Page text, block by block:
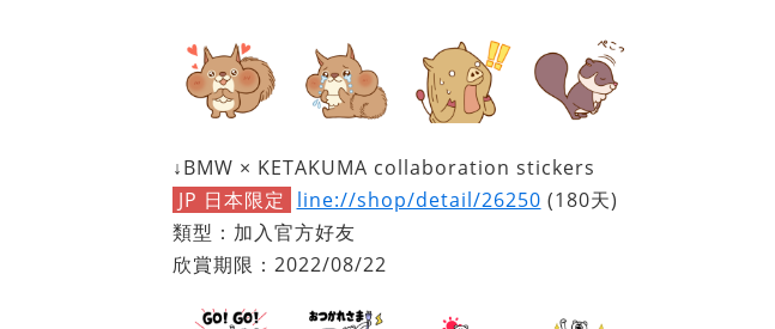
↓BMW × KETAKUMA collaboration stickers
JP 日本限定 line://shop/detail/26250 (180天)
類型：加入官方好友
欣賞期限：2022/08/22